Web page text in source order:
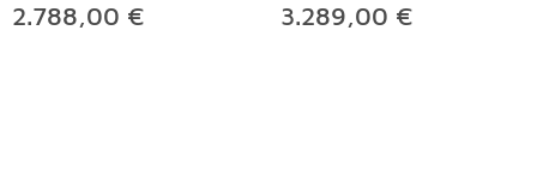
2.788,00 € 3.289,00 €